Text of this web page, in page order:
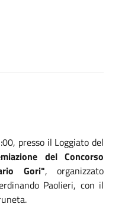
presso il Loggiato del
del Concorso
Gori", organizzato
Paolieri, con il